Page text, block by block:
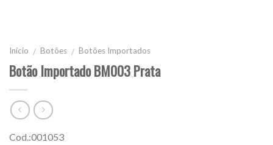
Início / Botões / Botões Importados
Botão Importado BM003 Prata
Cod.:001053